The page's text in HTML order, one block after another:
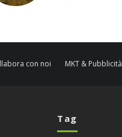
con noi MKT & Pubblicità
Tag